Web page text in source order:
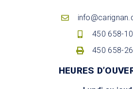
450 658-
450 658-
HEURES